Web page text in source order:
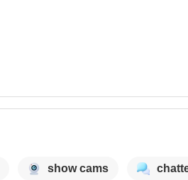
show cams